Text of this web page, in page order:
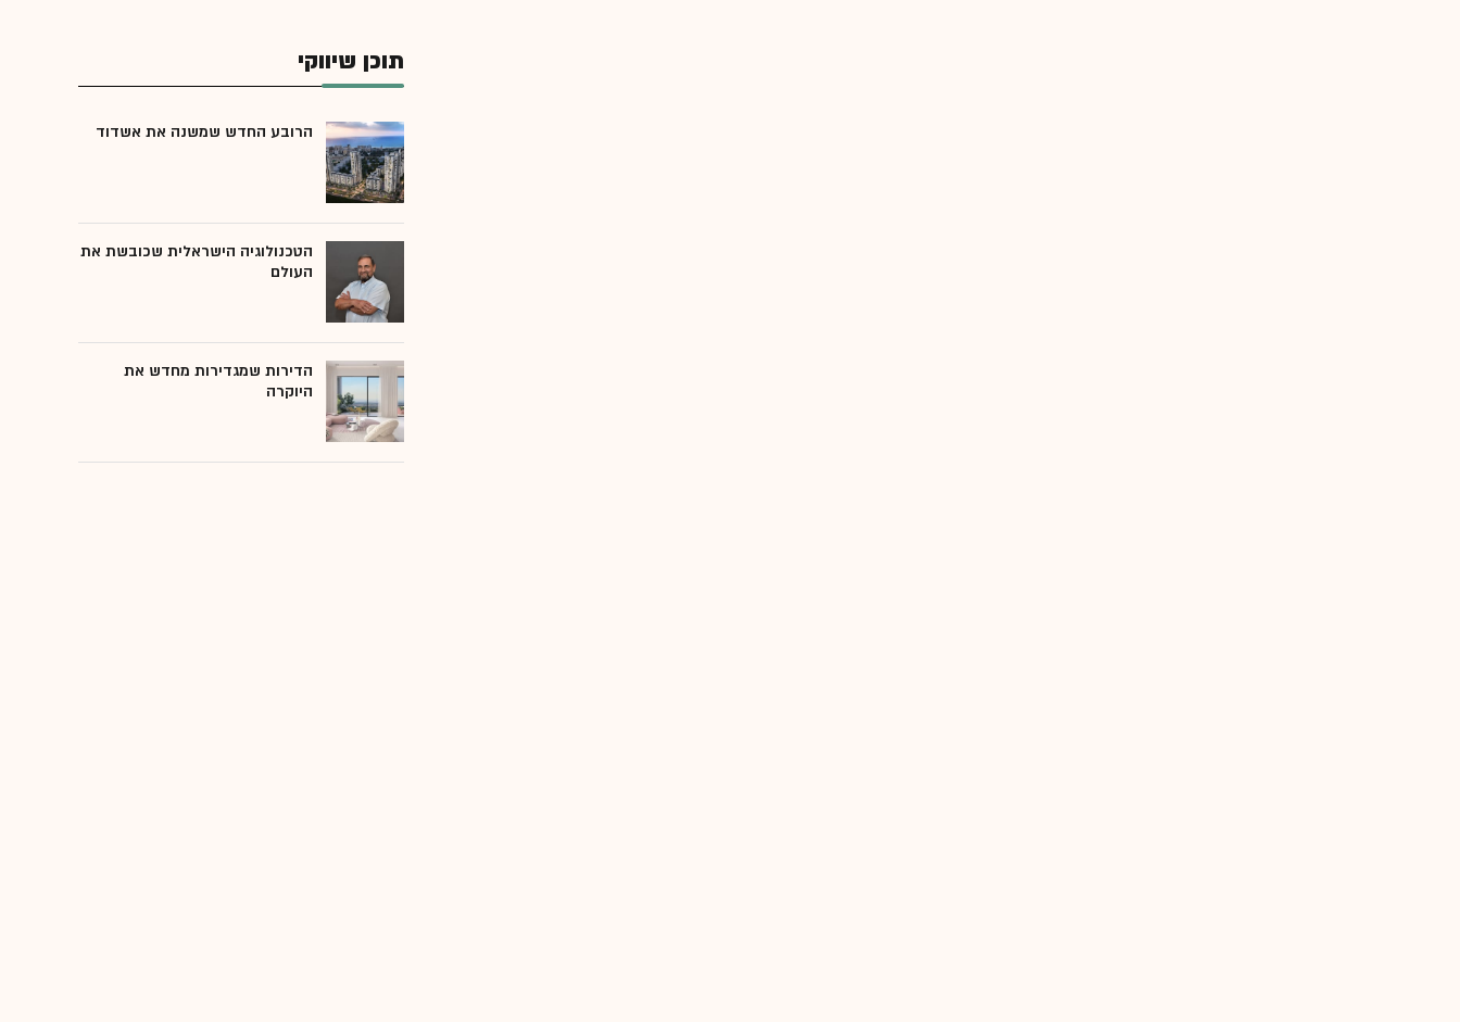
תוכן שיווקי
הרובע החדש שמשנה את אשדוד
הטכנולוגיה הישראלית שכובשת את
העולם
הדירות שמגדירות מחדש את
היוקרה